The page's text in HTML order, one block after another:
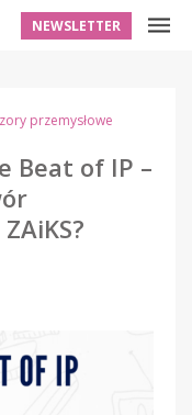
NEWSLETTER
przemysłowe
Beat of IP –